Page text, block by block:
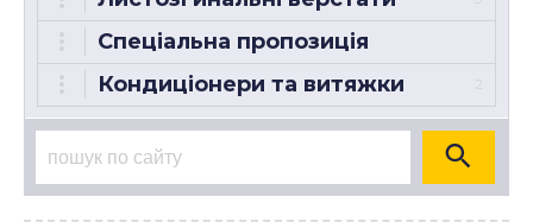
Спеціальна пропозиція
Кондиціонери та витяжки
2